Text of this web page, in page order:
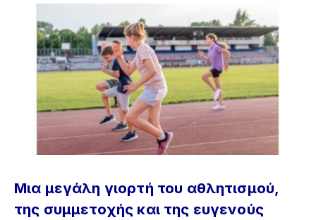
Μια μεγάλη γιορτή του αθλητισμού,
της συμμετοχής και της ευγενούς